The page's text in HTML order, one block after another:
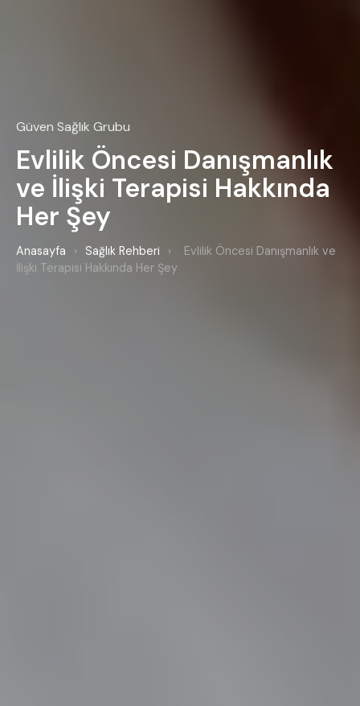
Güven Sağlık Grubu
Evlilik Öncesi Danışmanlık
ve İlişki Terapisi Hakkında
Her Şey
Anasayfa › Sağlık Rehberi ›
Evlilik Öncesi Danışmanlık ve
İlişki Terapisi Hakkında Her Şey